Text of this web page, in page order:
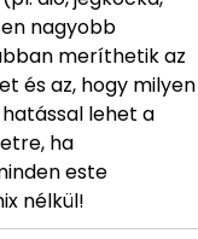
nagyobb
meríthetik az
és az, hogy milyen
lehet a
ha
este
nélkül!